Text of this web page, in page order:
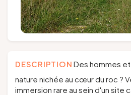
DESCRIPTION Des hommes
nature nichée au cœur du roc ?
immersion rare au sein d'un site